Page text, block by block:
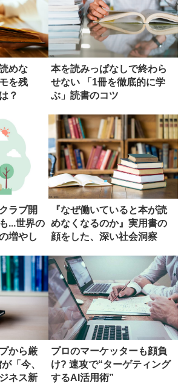
めな
を残
？
本を読みっぱなしで終わら
せない 「1冊を徹底的に学
ぶ」読書のコツ
ラブ開
...世界の
増やし
『なぜ働いていると本が読
めなくなるのか』実用書の
顔をした、深い社会洞察
から厳
「今、
ネス新
プロのマーケッターも顔負
け? 速攻で“ターゲティング
するAI活用術”